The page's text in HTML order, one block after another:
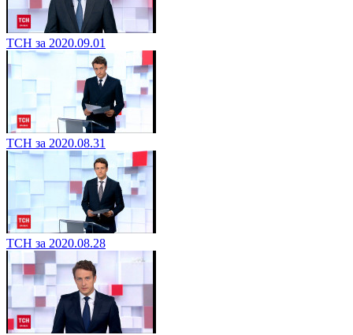
ТСН за 2020.09.01
ТСН за 2020.08.31
ТСН за 2020.08.28